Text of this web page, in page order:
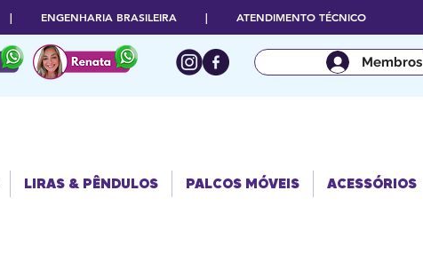
| ENGENHARIA BRASILEIRA | ATENDIMENTO TÉCNICO
Membros
LIRAS & PÊNDULOS PALCOS MÓVEIS ACESSÓRIOS